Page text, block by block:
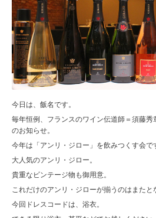
今日は、飯名です。
毎年恒例、フランスのワイン伝道師＝須藤秀
のお知らせ。
今年は「アンリ・ジロー」を飲みつくす会で
大人気のアンリ・ジロー。
貴重なビンテージ物も御用意。
これだけのアンリ・ジローが揃うのはまたと
今回ドレスコードは、浴衣。